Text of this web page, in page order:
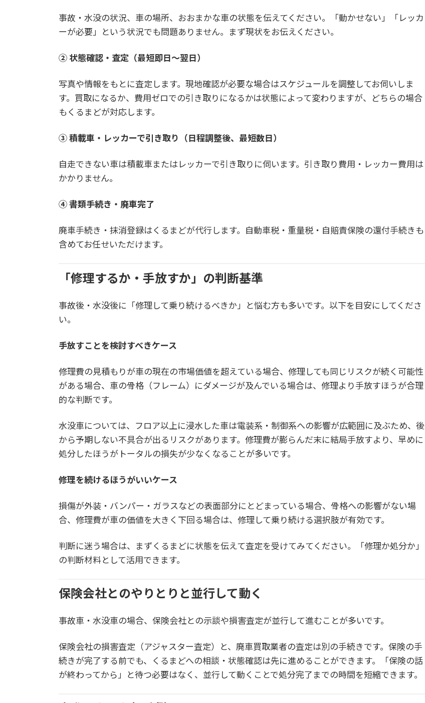
事故・水没の状況、車の場所、おおまかな車の状態を伝えてください。「動かせない」「レッカ
ーが必要」という状況でも問題ありません。まず現状をお伝えください。
② 状態確認・査定（最短即日〜翌日）
写真や情報をもとに査定します。現地確認が必要な場合はスケジュールを調整してお伺いしま
す。買取になるか、費用ゼロでの引き取りになるかは状態によって変わりますが、どちらの場合
もくるまどが対応します。
③ 積載車・レッカーで引き取り（日程調整後、最短数日）
自走できない車は積載車またはレッカーで引き取りに伺います。引き取り費用・レッカー費用は
かかりません。
④ 書類手続き・廃車完了
廃車手続き・抹消登録はくるまどが代行します。自動車税・重量税・自賠責保険の還付手続きも
含めてお任せいただけます。
「修理するか・手放すか」の判断基準
事故後・水没後に「修理して乗り続けるべきか」と悩む方も多いです。以下を目安にしてくださ
い。
手放すことを検討すべきケース
修理費の見積もりが車の現在の市場価値を超えている場合、修理しても同じリスクが続く可能性
がある場合、車の骨格（フレーム）にダメージが及んでいる場合は、修理より手放すほうが合理
的な判断です。
水没車については、フロア以上に浸水した車は電装系・制御系への影響が広範囲に及ぶため、後
から予期しない不具合が出るリスクがあります。修理費が膨らんだ末に結局手放すより、早めに
処分したほうがトータルの損失が少なくなることが多いです。
修理を続けるほうがいいケース
損傷が外装・バンパー・ガラスなどの表面部分にとどまっている場合、骨格への影響がない場
合、修理費が車の価値を大きく下回る場合は、修理して乗り続ける選択肢が有効です。
判断に迷う場合は、まずくるまどに状態を伝えて査定を受けてみてください。「修理か処分か」
の判断材料として活用できます。
保険会社とのやりとりと並行して動く
事故車・水没車の場合、保険会社との示談や損害査定が並行して進むことが多いです。
保険会社の損害査定（アジャスター査定）と、廃車買取業者の査定は別の手続きです。保険の手
続きが完了する前でも、くるまどへの相談・状態確認は先に進めることができます。「保険の話
が終わってから」と待つ必要はなく、並行して動くことで処分完了までの時間を短縮できます。